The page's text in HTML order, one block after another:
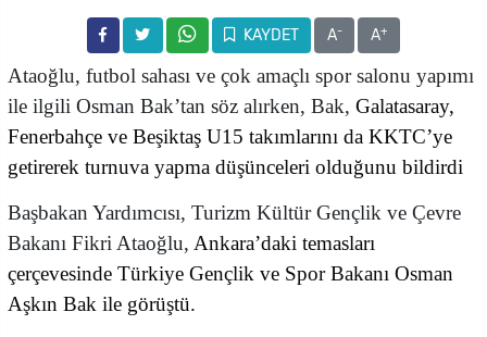
KAYDET A- A+
Ataoğlu, futbol sahası ve çok amaçlı spor salonu yapımı
ile ilgili Osman Bak’tan söz alırken, Bak, Galatasaray,
Fenerbahçe ve Beşiktaş U15 takımlarını da KKTC’ye
getirerek turnuva yapma düşünceleri olduğunu bildirdi
Başbakan Yardımcısı, Turizm Kültür Gençlik ve Çevre
Bakanı Fikri Ataoğlu, Ankara’daki temasları
çerçevesinde Türkiye Gençlik ve Spor Bakanı Osman
Aşkın Bak ile görüştü.